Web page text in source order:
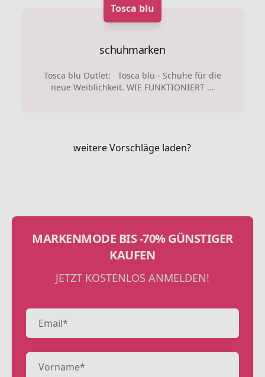
Tosca blu
schuhmarken
Tosca blu Outlet: Tosca blu - Schuhe für die
neue Weiblichkeit. WIE FUNKTIONIERT ...
weitere Vorschläge laden?
MARKENMODE BIS -70% GÜNSTIGER
KAUFEN
JETZT KOSTENLOS ANMELDEN!